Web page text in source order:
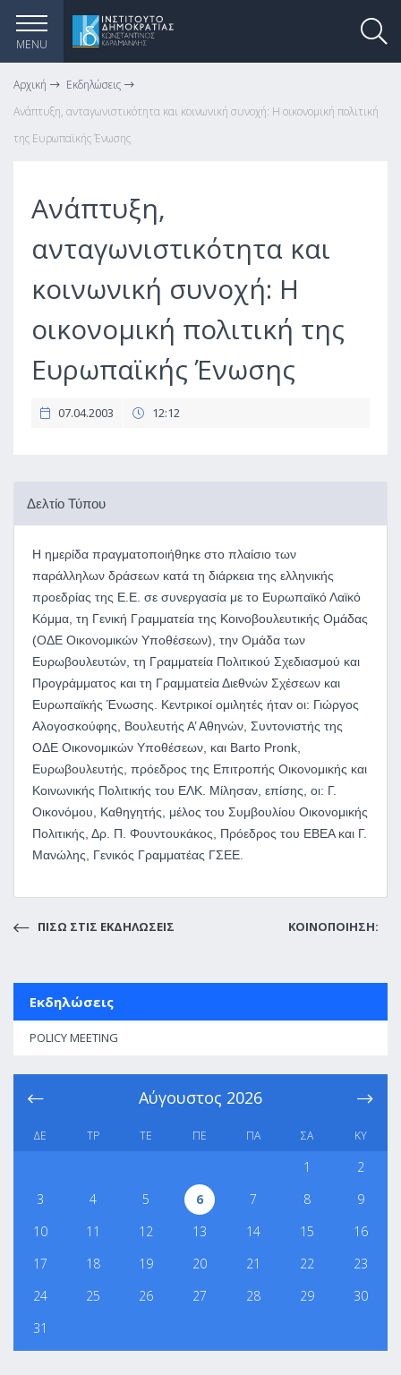
MENU
Αρχική
Εκδηλώσεις
Ανάπτυξη, ανταγωνιστικότητα και κοινωνική συνοχή: Η οικονομική πολιτική
της Ευρωπαϊκής Ένωσης
Ανάπτυξη,
ανταγωνιστικότητα και
κοινωνική συνοχή: Η
οικονομική πολιτική της
Ευρωπαϊκής Ένωσης
07.04.2003 12:12
Δελτίο Τύπου
Η ημερίδα πραγματοποιήθηκε στο πλαίσιο των
παράλληλων δράσεων κατά τη διάρκεια της ελληνικής
προεδρίας της Ε.Ε. σε συνεργασία με το Ευρωπαϊκό Λαϊκό
Κόμμα, τη Γενική Γραμματεία της Κοινοβουλευτικής Ομάδας
(ΟΔΕ Οικονομικών Υποθέσεων), την Ομάδα των
Ευρωβουλευτών, τη Γραμματεία Πολιτικού Σχεδιασμού και
Προγράμματος και τη Γραμματεία Διεθνών Σχέσεων και
Ευρωπαϊκής Ένωσης. Κεντρικοί ομιλητές ήταν οι: Γιώργος
Αλογοσκούφης, Βουλευτής Α’ Αθηνών, Συντονιστής της
ΟΔΕ Οικονομικών Υποθέσεων, και Barto Pronk,
Ευρωβουλευτής, πρόεδρος της Επιτροπής Οικονομικής και
Κοινωνικής Πολιτικής του ΕΛΚ. Μίλησαν, επίσης, οι: Γ.
Οικονόμου, Καθηγητής, μέλος του Συμβουλίου Οικονομικής
Πολιτικής, Δρ. Π. Φουντουκάκος, Πρόεδρος του ΕΒΕΑ και Γ.
Μανώλης, Γενικός Γραμματέας ΓΣΕΕ.
ΠΙΣΩ ΣΤΙΣ ΕΚΔΗΛΩΣΕΙΣ ΚΟΙΝΟΠΟΙΗΣΗ:
Εκδηλώσεις
POLICY MEETING
Αύγουστος 2026
ΔΕ ΤΡ ΤΕ ΠΕ ΠΑ ΣΑ ΚΥ
1
2
3
4 5 6 7 8
9
10
11 12 13 14 15
16
17
18 19 20 21 22
23
24
25 26 27 28 29
30
31